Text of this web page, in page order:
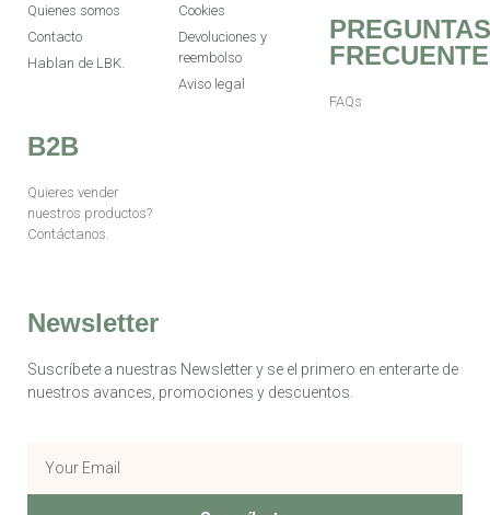
Quienes somos
Contacto
Hablan de LBK.
Cookies
Devoluciones y
reembolso
Aviso legal
PREGUNTAS
FAQs
B2B
Quieres vender
nuestros productos?
Contáctanos.
Newsletter
Suscríbete a nuestras Newsletter y se el primero en enterarte de
nuestros avances, promociones y descuentos.